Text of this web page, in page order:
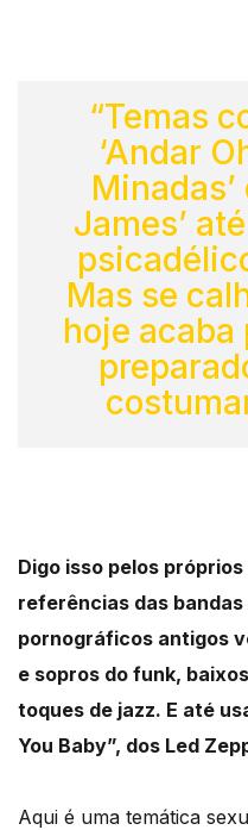
“Temas
‘Andar
Minadas’
James’
Mas se
hoje acaba
Digo isso pelos próprios
referências das
pornográficos antigos
e sopros do funk,
toques de jazz. E até
You Baby”, dos Led
Aqui é uma temática